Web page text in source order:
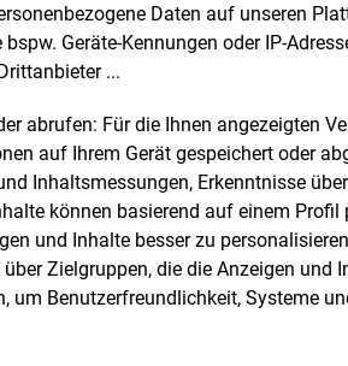
Daten auf unseren
Geräte-Kennungen oder IP-
...
abrufen: Für die Ihnen angezeigten
auf Ihrem Gerät gespeichert oder
Inhaltsmessungen, Erkenntnisse
können basierend auf einem Profil
und Inhalte besser zu
Zielgruppen, die die Anzeigen und
um Benutzerfreundlichkeit, Systeme
Nachrichten
kostenlos
Zugang
Login